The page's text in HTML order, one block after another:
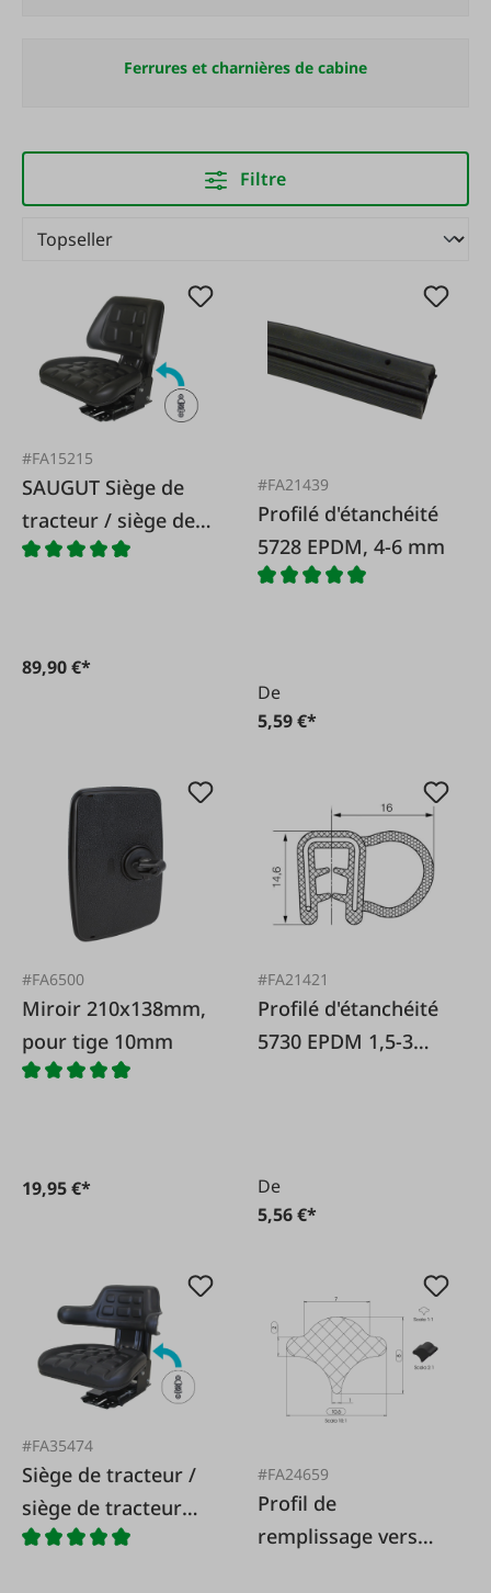
Ferrures et charnières de cabine
Filtre
#FA15215
SAUGUT Siège de
tracteur / siège de
tracteur ECO
89,90 €*
#FA21439
Profilé d'étanchéité
5728 EPDM, 4-6 mm
De
5,59 €*
#FA6500
Miroir 210x138mm,
pour tige 10mm
19,95 €*
#FA21421
Profilé d'étanchéité
5730 EPDM 1,5-3
De
5,56 €*
#FA35474
Siège de tracteur /
siège de tracteur
VARIO avec
#FA24659
Profil de
remplissage vers